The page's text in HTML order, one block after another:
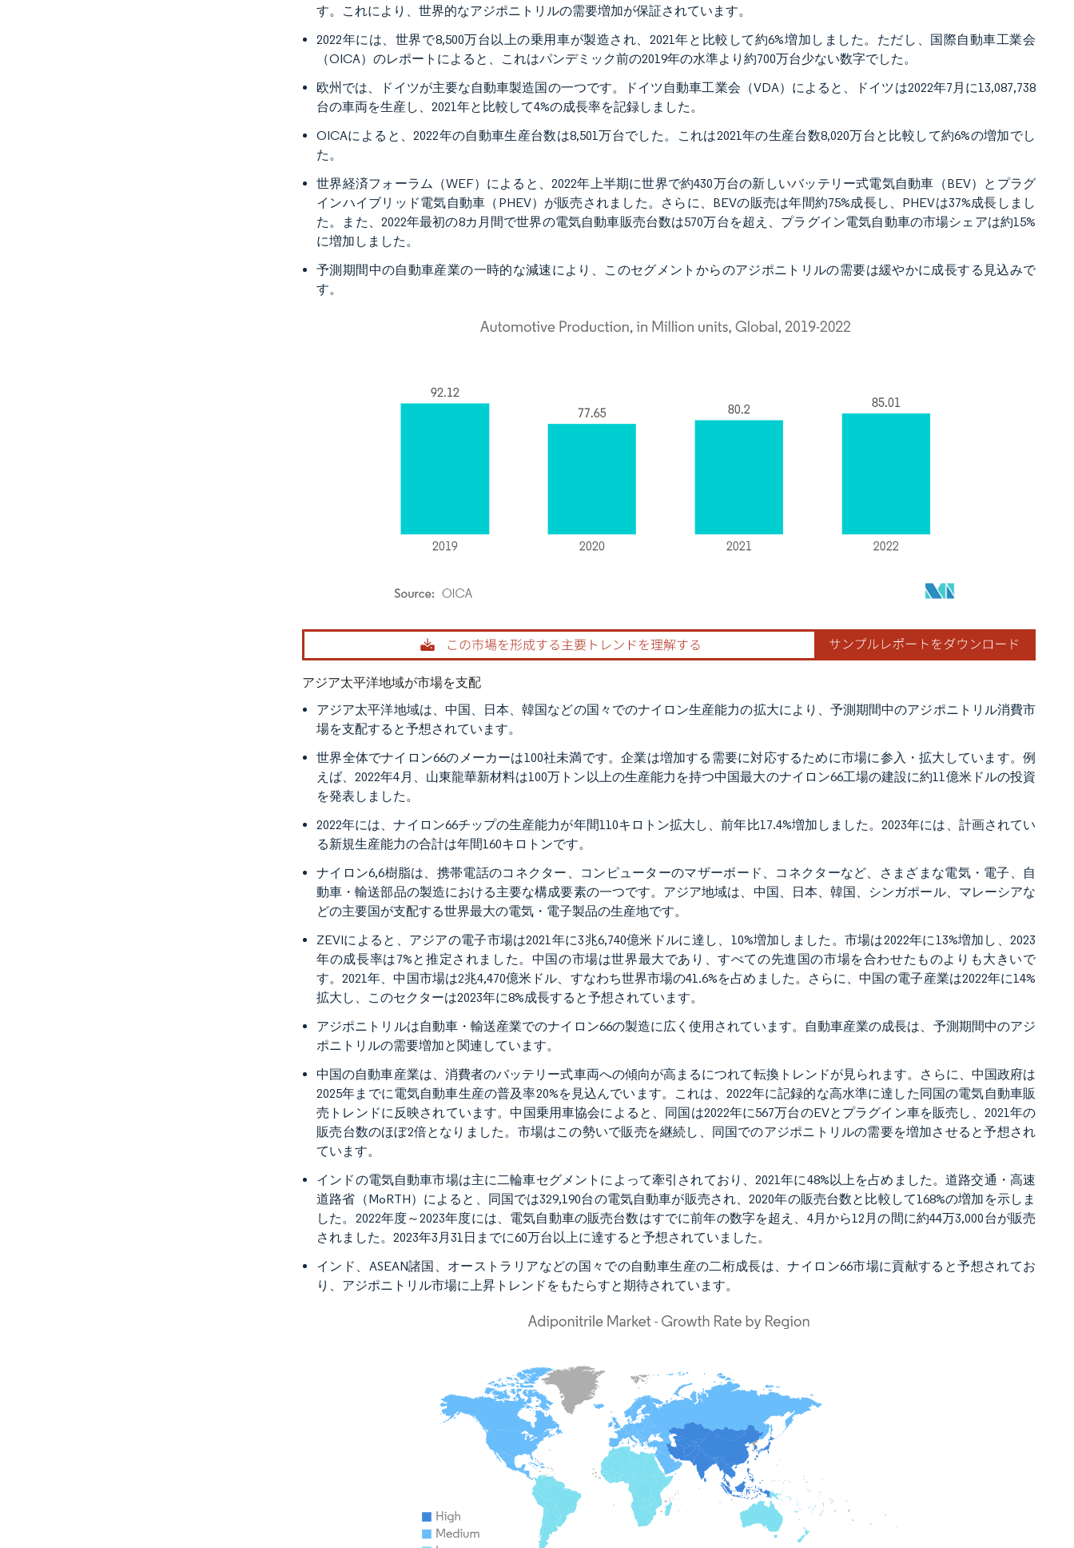
す。これにより、世界的なアジポニトリルの需要増加が保証されています。
2022年には、世界で8,500万台以上の乗用車が製造され、2021年と比較して約6%増加しました。ただし、国際自動車工業会
（OICA）のレポートによると、これはパンデミック前の2019年の水準より約700万台少ない数字でした。
欧州では、ドイツが主要な自動車製造国の一つです。ドイツ自動車工業会（VDA）によると、ドイツは2022年7月に13,087,738
台の車両を生産し、2021年と比較して4%の成長率を記録しました。
OICAによると、2022年の自動車生産台数は8,501万台でした。これは2021年の生産台数8,020万台と比較して約6%の増加でし
た。
世界経済フォーラム（WEF）によると、2022年上半期に世界で約430万台の新しいバッテリー式電気自動車（BEV）とプラグ
インハイブリッド電気自動車（PHEV）が販売されました。さらに、BEVの販売は年間約75%成長し、PHEVは37%成長しまし
た。また、2022年最初の8カ月間で世界の電気自動車販売台数は570万台を超え、プラグイン電気自動車の市場シェアは約15%
に増加しました。
予測期間中の自動車産業の一時的な減速により、このセグメントからのアジポニトリルの需要は緩やかに成長する見込みで
す。
画像 © Mordor Intelligence。再利用にはCC BY 4.0の表示が必要です。
アジア太平洋地域が市場を支配
アジア太平洋地域は、中国、日本、韓国などの国々でのナイロン生産能力の拡大により、予測期間中のアジポニトリル消費市
場を支配すると予想されています。
世界全体でナイロン66のメーカーは100社未満です。企業は増加する需要に対応するために市場に参入・拡大しています。例
えば、2022年4月、山東龍華新材料は100万トン以上の生産能力を持つ中国最大のナイロン66工場の建設に約11億米ドルの投資
を発表しました。
2022年には、ナイロン66チップの生産能力が年間110キロトン拡大し、前年比17.4%増加しました。2023年には、計画されてい
る新規生産能力の合計は年間160キロトンです。
ナイロン6,6樹脂は、携帯電話のコネクター、コンピューターのマザーボード、コネクターなど、さまざまな電気・電子、自
動車・輸送部品の製造における主要な構成要素の一つです。アジア地域は、中国、日本、韓国、シンガポール、マレーシアな
どの主要国が支配する世界最大の電気・電子製品の生産地です。
ZEVIによると、アジアの電子市場は2021年に3兆6,740億米ドルに達し、10%増加しました。市場は2022年に13%増加し、2023
年の成長率は7%と推定されました。中国の市場は世界最大であり、すべての先進国の市場を合わせたものよりも大きいで
す。2021年、中国市場は2兆4,470億米ドル、すなわち世界市場の41.6%を占めました。さらに、中国の電子産業は2022年に14%
拡大し、このセクターは2023年に8%成長すると予想されています。
アジポニトリルは自動車・輸送産業でのナイロン66の製造に広く使用されています。自動車産業の成長は、予測期間中のアジ
ポニトリルの需要増加と関連しています。
中国の自動車産業は、消費者のバッテリー式車両への傾向が高まるにつれて転換トレンドが見られます。さらに、中国政府は
2025年までに電気自動車生産の普及率20%を見込んでいます。これは、2022年に記録的な高水準に達した同国の電気自動車販
売トレンドに反映されています。中国乗用車協会によると、同国は2022年に567万台のEVとプラグイン車を販売し、2021年の
販売台数のほぼ2倍となりました。市場はこの勢いで販売を継続し、同国でのアジポニトリルの需要を増加させると予想され
ています。
インドの電気自動車市場は主に二輪車セグメントによって牽引されており、2021年に48%以上を占めました。道路交通・高速
道路省（MoRTH）によると、同国では329,190台の電気自動車が販売され、2020年の販売台数と比較して168%の増加を示しま
した。2022年度～2023年度には、電気自動車の販売台数はすでに前年の数字を超え、4月から12月の間に約44万3,000台が販売
されました。2023年3月31日までに60万台以上に達すると予想されていました。
インド、ASEAN諸国、オーストラリアなどの国々での自動車生産の二桁成長は、ナイロン66市場に貢献すると予想されてお
り、アジポニトリル市場に上昇トレンドをもたらすと期待されています。